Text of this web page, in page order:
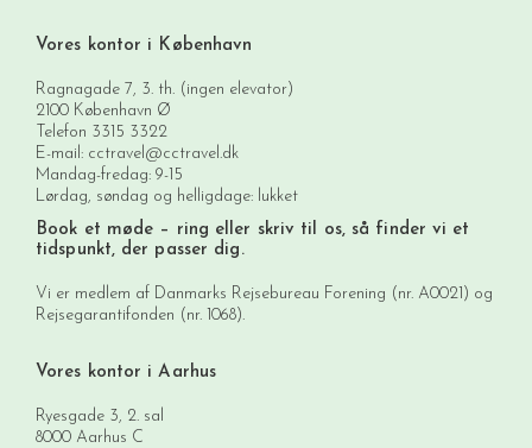
Vores kontor i København
Ragnagade 7, 3. th. (ingen elevator)
2100 København Ø
Telefon 3315 3322
E-mail: cctravel@cctravel.dk
Mandag-fredag: 9-15
Lørdag, søndag og helligdage: lukket
Book et møde – ring eller skriv til os, så finder vi et
tidspunkt, der passer dig.
Vi er medlem af Danmarks Rejsebureau Forening (nr. A0021) og
Rejsegarantifonden (nr. 1068).
Vores kontor i Aarhus
Ryesgade 3, 2. sal
8000 Aarhus C